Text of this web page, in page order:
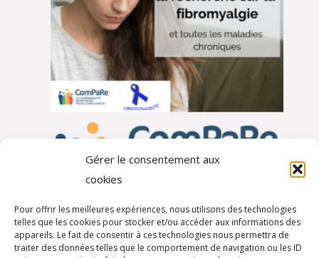
Gérer le consentement aux
cookies
Pour offrir les meilleures expériences, nous utilisons des technologies
telles que les cookies pour stocker et/ou accéder aux informations des
appareils. Le fait de consentir à ces technologies nous permettra de
traiter des données telles que le comportement de navigation ou les ID